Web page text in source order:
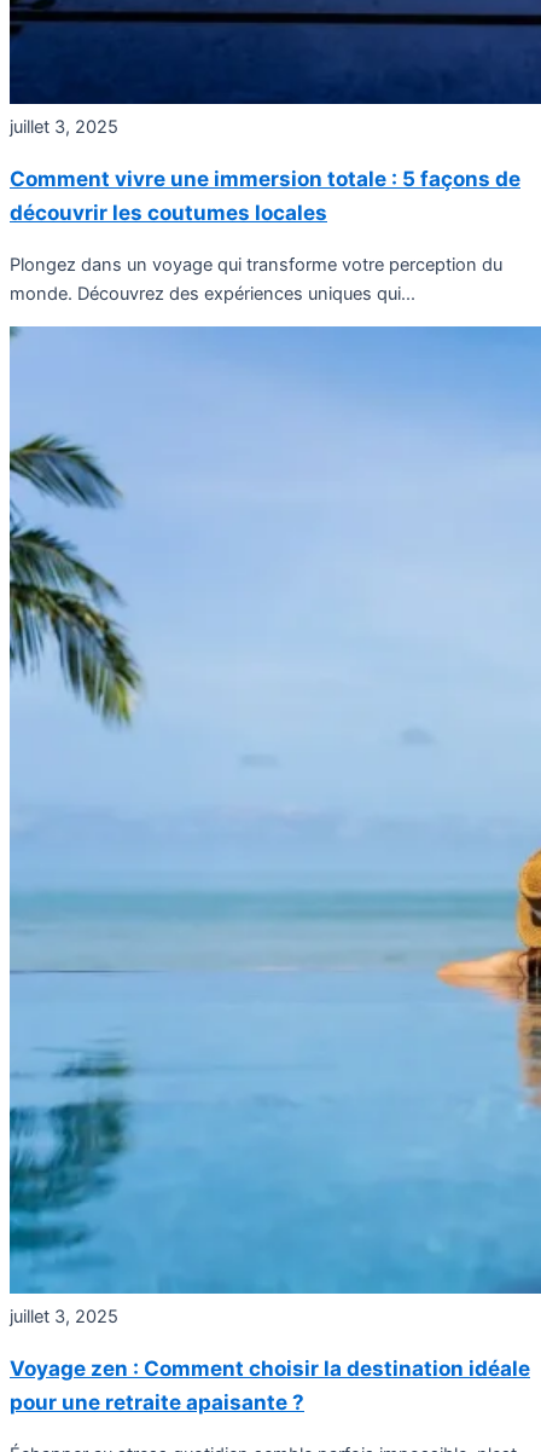
juillet 3, 2025
Comment vivre une immersion totale : 5 façons de
découvrir les coutumes locales
Plongez dans un voyage qui transforme votre perception du
monde. Découvrez des expériences uniques qui...
juillet 3, 2025
Voyage zen : Comment choisir la destination idéale
pour une retraite apaisante ?